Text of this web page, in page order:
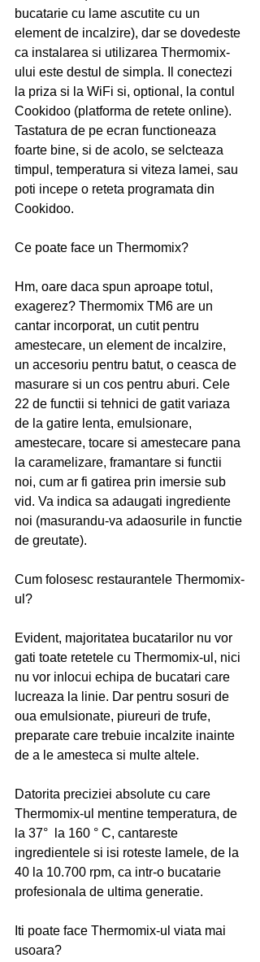
bucatarie cu lame ascutite cu un
element de incalzire), dar se dovedeste
ca instalarea si utilizarea Thermomix-
ului este destul de simpla. Il conectezi
la priza si la WiFi si, optional, la contul
Cookidoo (platforma de retete online).
Tastatura de pe ecran functioneaza
foarte bine, si de acolo, se selcteaza
timpul, temperatura si viteza lamei, sau
poti incepe o reteta programata din
Cookidoo.
Ce poate face un Thermomix?
Hm, oare daca spun aproape totul,
exagerez? Thermomix TM6 are un
cantar incorporat, un cutit pentru
amestecare, un element de incalzire,
un accesoriu pentru batut, o ceasca de
masurare si un cos pentru aburi. Cele
22 de functii si tehnici de gatit variaza
de la gatire lenta, emulsionare,
amestecare, tocare si amestecare pana
la caramelizare, framantare si functii
noi, cum ar fi gatirea prin imersie sub
vid. Va indica sa adaugati ingrediente
noi (masurandu-va adaosurile in functie
de greutate).
Cum folosesc restaurantele Thermomix-
ul?
Evident, majoritatea bucatarilor nu vor
gati toate retetele cu Thermomix-ul, nici
nu vor inlocui echipa de bucatari care
lucreaza la linie. Dar pentru sosuri de
oua emulsionate, piureuri de trufe,
preparate care trebuie incalzite inainte
de a le amesteca si multe altele.
Datorita preciziei absolute cu care
Thermomix-ul mentine temperatura, de
la 37°  la 160 ° C, cantareste
ingredientele si isi roteste lamele, de la
40 la 10.700 rpm, ca intr-o bucatarie
profesionala de ultima generatie.
Iti poate face Thermomix-ul viata mai
usoara?